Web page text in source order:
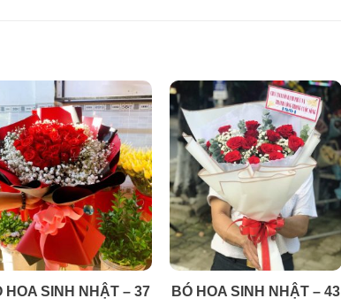
HOA SINH NHẬT – 37 BÓ HOA SINH NHẬT – 43